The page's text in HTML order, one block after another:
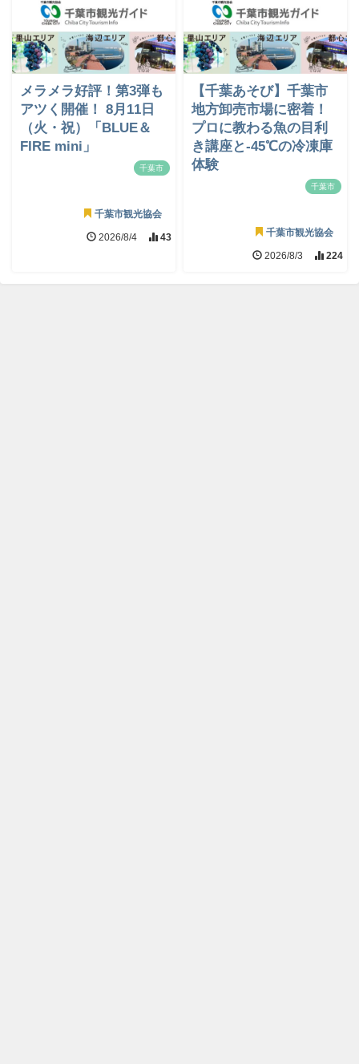
メラメラ好評！第3弾も
アツく開催！ 8月11日
（火・祝）「BLUE＆
FIRE mini」
千葉市
千葉市観光協会
2026/8/4 43
【千葉あそび】千葉市
地方卸売市場に密着！
プロに教わる魚の目利
き講座と-45℃の冷凍庫
体験
千葉市
千葉市観光協会
2026/8/3 224